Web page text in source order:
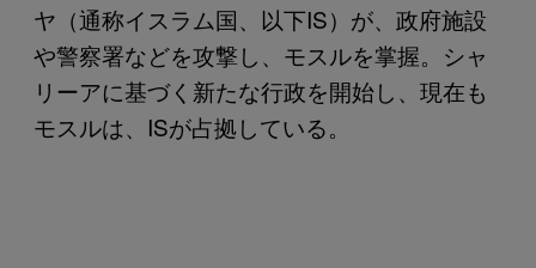
ヤ（通称イスラム国、以下IS）が、政府施設
や警察署などを攻撃し、モスルを掌握。シャ
リーアに基づく新たな行政を開始し、現在も
モスルは、ISが占拠している。